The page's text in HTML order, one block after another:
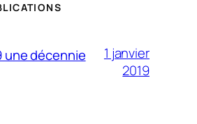
une décennie
1 janvier
2019